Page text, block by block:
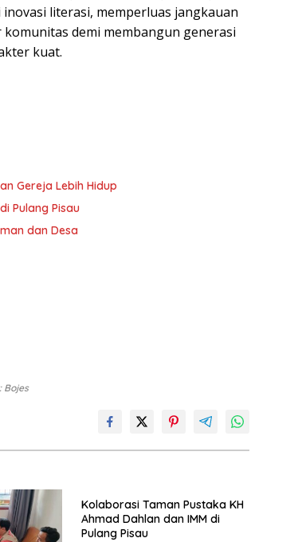
literasi, memperluas jangkauan
demi membangun generasi
kuat.
Gereja Lebih Hidup
Pulang Pisau
dan Desa
Bojes
Kolaborasi Taman Pustaka KH
Ahmad Dahlan dan IMM di
Pulang Pisau